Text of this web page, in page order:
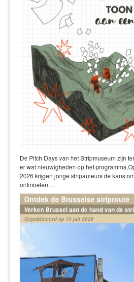
De Pitch Days van het Stripmuseum zijn
er wat nieuwigheden op het
2026 krijgen jonge stripauteurs de kans
ontmoeten…
Ontdek de Brusselse striproute
Verken Brussel aan de hand van de
Gepubliceerd op 10 juli 2026